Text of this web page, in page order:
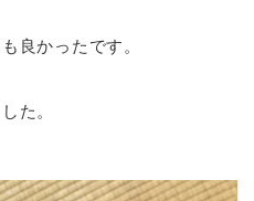
良かったです。
た。